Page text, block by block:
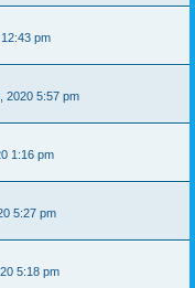
pm
2020 5:57 pm
1:16 pm
5:27 pm
5:18 pm